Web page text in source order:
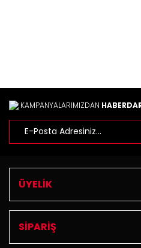
KAMPANYALARIMIZDAN
ÜYELİK
SİPARİŞ